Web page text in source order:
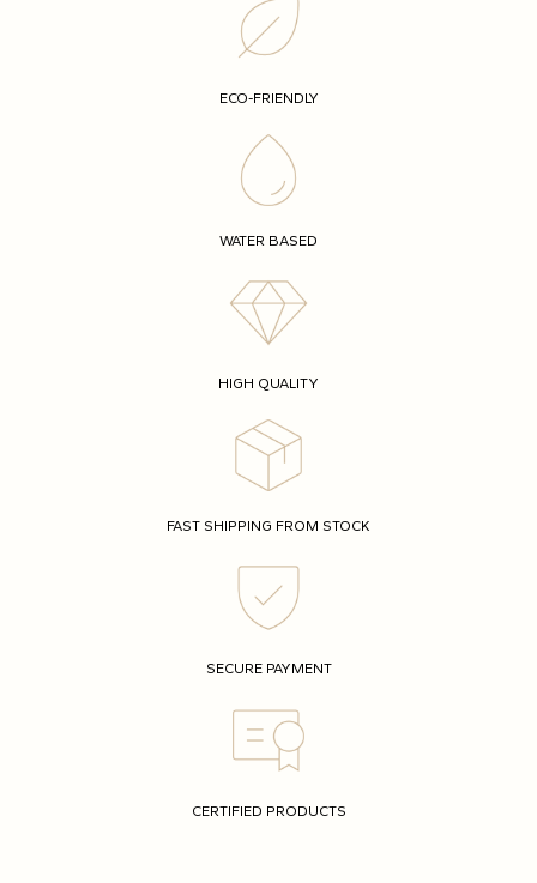
ECO-FRIENDLY
WATER BASED
HIGH QUALITY
FAST SHIPPING FROM STOCK
SECURE PAYMENT
CERTIFIED PRODUCTS